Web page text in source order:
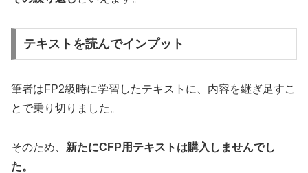
テキストを読んでインプット
筆者はFP2級時に学習したテキストに、内容を継ぎ足すこ
とで乗り切りました。
そのため、 新たにCFP用テキストは購入しませんでし
た。